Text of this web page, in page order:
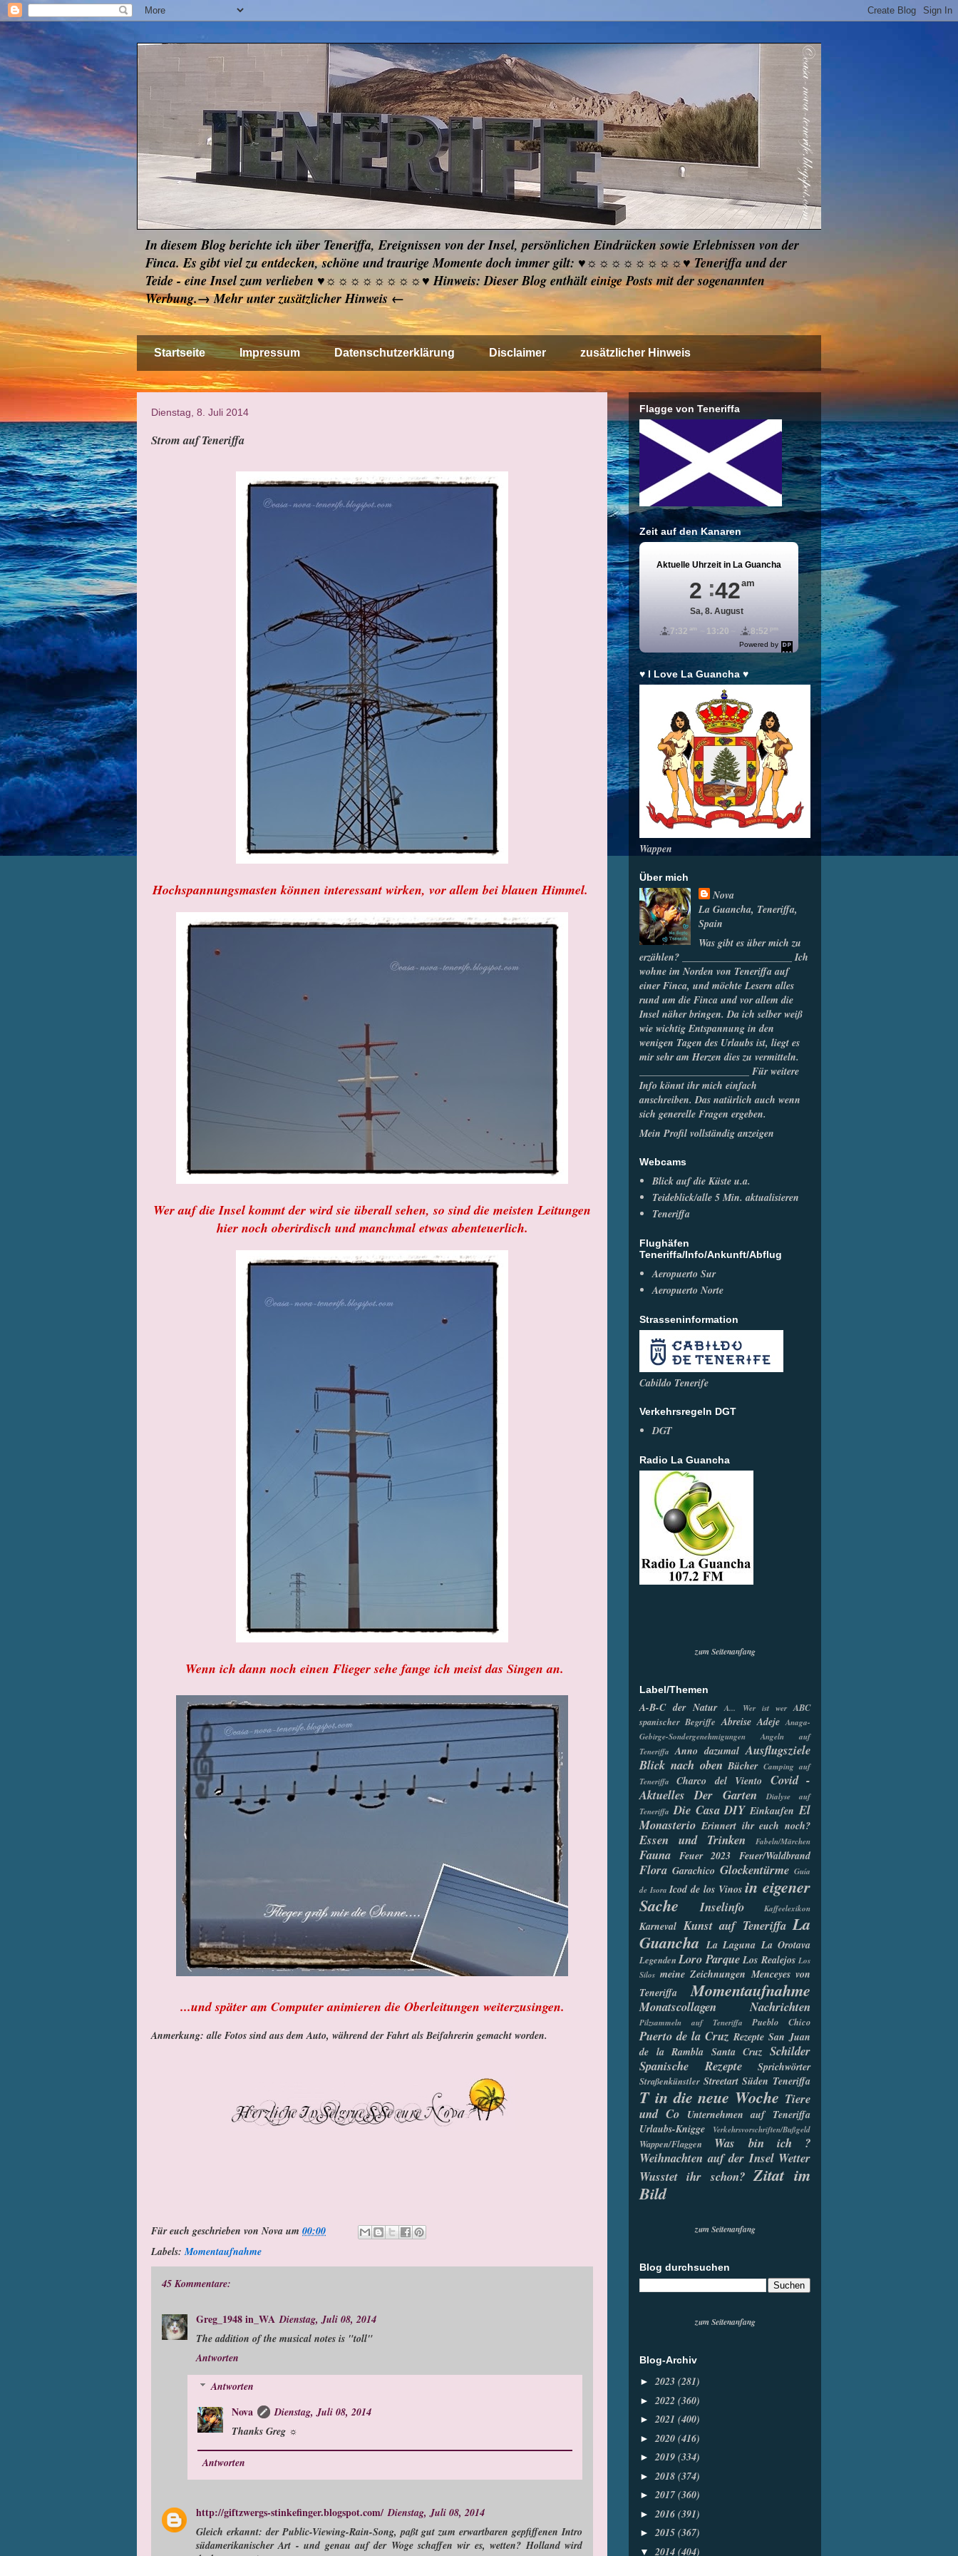
In diesem Blog berichte ich über Teneriffa, Ereignissen von der Insel, persönlichen Eindrücken sowie Erlebnissen von der
Finca. Es gibt viel zu entdecken, schöne und traurige Momente doch immer gilt: ♥☼☼☼☼☼☼☼☼♥ Teneriffa und der
Teide - eine Insel zum verlieben ♥☼☼☼☼☼☼☼☼♥ Hinweis: Dieser Blog enthält einige Posts mit der sogenannten
Werbung.→ Mehr unter zusätzlicher Hinweis ←
Startseite Impressum Datenschutzerklärung Disclaimer zusätzlicher Hinweis
Dienstag, 8. Juli 2014
Strom auf Teneriffa
Hochspannungsmasten können interessant wirken, vor allem bei blauen Himmel.
Wer auf die Insel kommt der wird sie überall sehen, so sind die meisten Leitungen
hier noch oberirdisch und manchmal etwas abenteuerlich.
Wenn ich dann noch einen Flieger sehe fange ich meist das Singen an.
...und später am Computer animieren die Oberleitungen weiterzusingen.
Anmerkung: alle Fotos sind aus dem Auto, während der Fahrt als Beifahrerin gemacht worden.
Für euch geschrieben vonNova um 00:00
Labels:Momentaufnahme
45 Kommentare:
Greg_1948 in_WA Dienstag, Juli 08, 2014
The addition of the musical notes is "toll"
Antworten
Antworten
Nova
Dienstag, Juli 08, 2014
Thanks Greg ☼
Antworten
http://giftzwergs-stinkefinger.blogspot.com/ Dienstag, Juli 08, 2014
Gleich erkannt: der Public-Viewing-Rain-Song, paßt gut zum erwartbaren gepfiffenen Intro
südamerikanischer Art - und genau auf der Woge schaffen wir es, wetten? Holland wird
Flagge von Teneriffa
Zeit auf den Kanaren
Powered by
DaysPedia.c
om
Aktuelle Uhrzeit in La Guancha
2 42am
Sa, 8. August
7:32
am 13:20 8:52 pm
♥ I Love La Guancha ♥
Wappen
Über mich
Nova
La Guancha, Teneriffa,
Spain
Was gibt es über mich zu
erzählen? ______________________ Ich
wohne im Norden von Teneriffa auf
einer Finca, und möchte Lesern alles
rund um die Finca und vor allem die
Insel näher bringen. Da ich selber weiß
wie wichtig Entspannung in den
wenigen Tagen des Urlaubs ist, liegt es
mir sehr am Herzen dies zu vermitteln.
______________________ Für weitere
Info könnt ihr mich einfach
anschreiben. Das natürlich auch wenn
sich generelle Fragen ergeben.
Mein Profil vollständig anzeigen
Webcams
Blick auf die Küste u.a.
Teideblick/alle 5 Min. aktualisieren
Teneriffa
Flughäfen
Teneriffa/Info/Ankunft/Abflug
Aeropuerto Sur
Aeropuerto Norte
Strasseninformation
Cabildo Tenerife
Verkehrsregeln DGT
DGT
Radio La Guancha
zum Seitenanfang
Label/Themen
A-B-C der Natur A... Wer ist wer ABC
spanischer Begriffe Abreise Adeje Anaga-
Gebirge-Sondergenehmigungen
Angeln auf
Teneriffa Anno dazumal Ausflugsziele
Blick nach oben Bücher Camping auf
Teneriffa
Charco del Viento
Covid -
Aktuelles
Der Garten
Dialyse auf
Teneriffa Die Casa DIY Einkaufen El
Monasterio Erinnert ihr euch noch?
Essen und Trinken Fabeln/Märchen
Fauna Feuer 2023 Feuer/Waldbrand
Flora Garachico Glockentürme Guía
de Isora Icod de los Vinos in eigener
Sache
Inselinfo Kaffeelexikon
Karneval Kunst auf Teneriffa La
Guancha La Laguna La Orotava
Legenden Loro Parque Los Realejos Los
Silos meine Zeichnungen Menceyes von
Teneriffa
Momentaufnahme
Monatscollagen Nachrichten
Pilzsammeln auf Teneriffa Pueblo Chico
Puerto de la Cruz Rezepte San Juan
de la Rambla Santa Cruz Schilder
Spanische Rezepte
Sprichwörter
Straßenkünstler Streetart Süden Teneriffa
T in die neue Woche Tiere
und Co
Unternehmen auf Teneriffa
Urlaubs-Knigge
Verkehrsvorschriften/Bußgeld
Wappen/Flaggen
Was bin ich ?
Weihnachten auf der Insel Wetter
Wusstet ihr schon? Zitat im
Bild
zum Seitenanfang
Blog durchsuchen
zum Seitenanfang
Blog-Archiv
► 2023 (281)
► 2022 (360)
► 2021 (400)
► 2020 (416)
► 2019 (334)
► 2018 (374)
► 2017 (360)
► 2016 (391)
► 2015 (367)
▼ 2014 (404)